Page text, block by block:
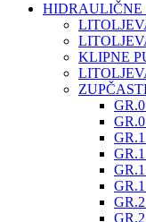
HIDRAULIČNE
KLIPNE